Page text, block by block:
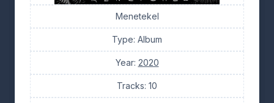
Menetekel
Type: Album
Year: 2020
Tracks: 10